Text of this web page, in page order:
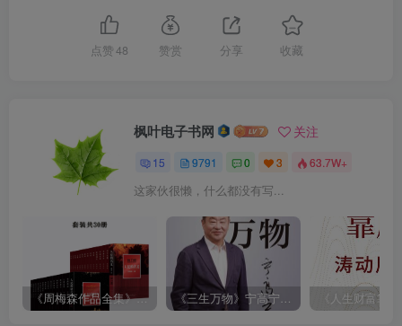
点赞 48 赞赏 分享 收藏
枫叶电子书网 关注
15 9791 0 3 63.7W+
这家伙很懒，什么都没有写...
《周梅森作品全集》[共30册]